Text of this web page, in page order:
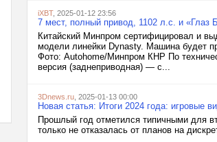
iXBT, 2025-01-12 23:56
7 мест, полный привод, 1102 л.с. и «Глаз
Китайский Минпром сертифицировал и
модели линейки Dynasty. Машина будет
Фото: Autohome/Минпром КНР По
версия (заднеприводная) — с...
3Dnews.ru , 2025-01-13 00:00
Новая статья: Итоги 2024 года: игровые
Прошлый год отметился типичными для
только не отказалась от планов на